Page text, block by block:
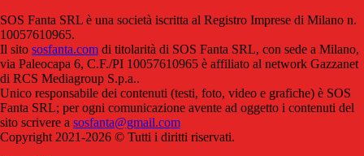
SOS Fanta SRL è una società iscritta al Registro Imprese di Milano n.
10057610965.
Il sito sosfanta.com di titolarità di SOS Fanta SRL, con sede a Milano,
via Paleocapa 6, C.F./PI 10057610965 è affiliato al network Gazzanet
di RCS Mediagroup S.p.a..
Unico responsabile dei contenuti (testi, foto, video e grafiche) è SOS
Fanta SRL; per ogni comunicazione avente ad oggetto i contenuti del
sito scrivere a sosfanta@gmail.com
Copyright 2021-2026 © Tutti i diritti riservati.